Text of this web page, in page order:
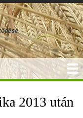
2013 után